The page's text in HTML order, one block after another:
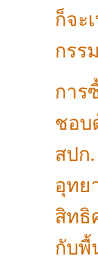
ก็จะ
กรร
การ
ชอบ
สปก
อุทย
สิทธิ
กับพื้